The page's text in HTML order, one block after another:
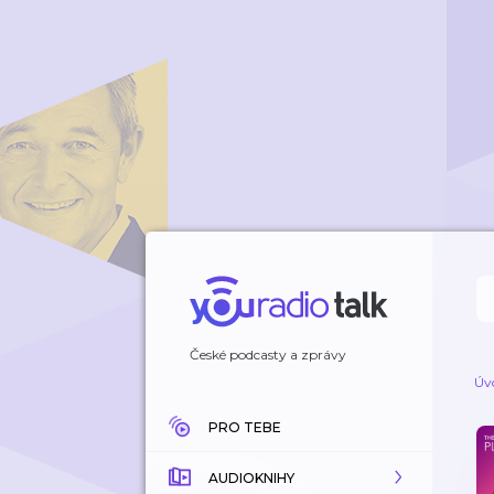
České podcasty a zprávy
PRO TEBE
AUDIOKNIHY